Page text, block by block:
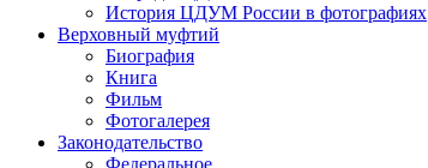
История ЦДУМ России в фотографиях
Верховный муфтий
Биография
Книга
Фильм
Фотогалерея
Законодательство
Федеральное